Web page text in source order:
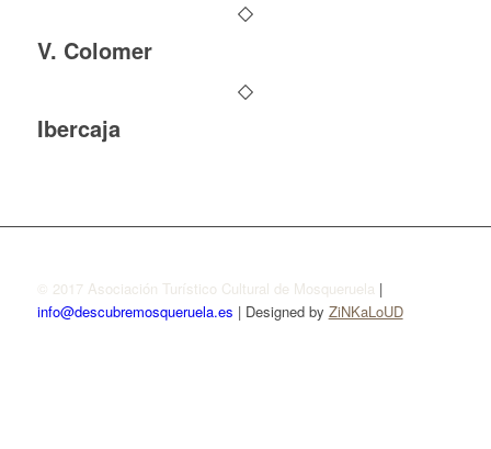
V. Colomer
Ibercaja
© 2017 Asociación Turístico Cultural de Mosqueruela|
info@descubremosqueruela.es | Designed by ZiNKaLoUD